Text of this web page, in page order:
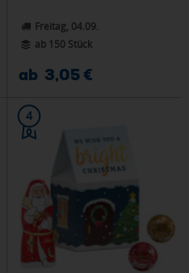
Freitag, 04.09.
ab 150 Stück
ab 3,05 €
4